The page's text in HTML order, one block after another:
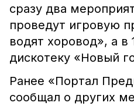
сразу два
проведут игровую
водят хоровод», а в
дискотеку «Новый
Ранее «Портал
сообщал о других